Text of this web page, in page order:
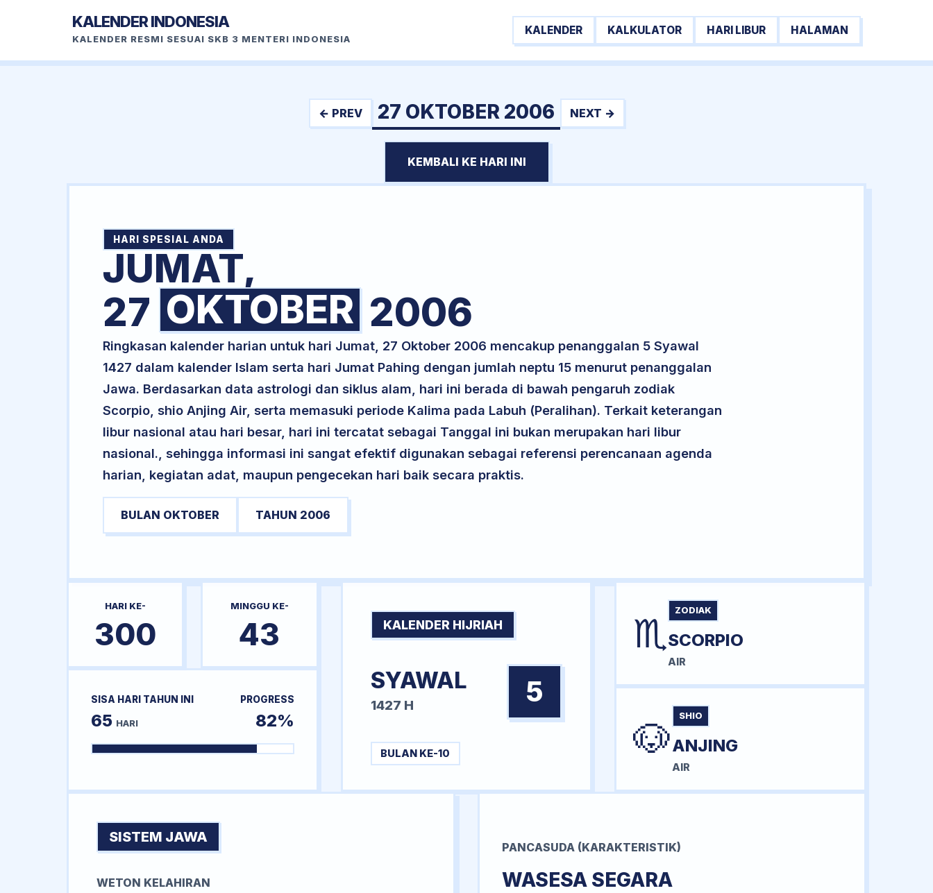
KALENDER INDONESIA
KALENDER RESMI SESUAI SKB 3 MENTERI INDONESIA
KALENDER KALKULATOR HARI LIBUR HALAMAN
← PREV 27 OKTOBER 2006 NEXT →
KEMBALI KE HARI INI
HARI SPESIAL ANDA
JUMAT,
27 OKTOBER 2006
Ringkasan kalender harian untuk hari Jumat, 27 Oktober 2006 mencakup penanggalan 5 Syawal
1427 dalam kalender Islam serta hari Jumat Pahing dengan jumlah neptu 15 menurut penanggalan
Jawa. Berdasarkan data astrologi dan siklus alam, hari ini berada di bawah pengaruh zodiak
Scorpio, shio Anjing Air, serta memasuki periode Kalima pada Labuh (Peralihan). Terkait keterangan
libur nasional atau hari besar, hari ini tercatat sebagai Tanggal ini bukan merupakan hari libur
nasional., sehingga informasi ini sangat efektif digunakan sebagai referensi perencanaan agenda
harian, kegiatan adat, maupun pengecekan hari baik secara praktis.
BULAN OKTOBER TAHUN 2006
HARI KE-
300
MINGGU KE-
43
SISA HARI TAHUN INI
65 HARI
PROGRESS
82%
KALENDER HIJRIAH
SYAWAL
1427 H 5
BULAN KE-10
♏ ZODIAK
SCORPIO
AIR
🐶 SHIO
ANJING
AIR
SISTEM JAWA
WETON KELAHIRAN
PANCASUDA (KARAKTERISTIK)
WASESA SEGARA